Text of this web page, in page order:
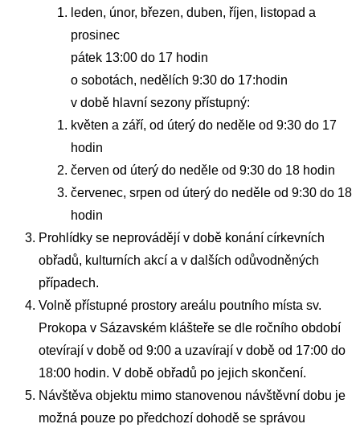
leden, únor, březen, duben, říjen, listopad a
prosinec
pátek 13:00 do 17 hodin
o sobotách, nedělích 9:30 do 17:hodin
v době hlavní sezony přístupný:
květen a září, od úterý do neděle od 9:30 do 17
hodin
červen od úterý do neděle od 9:30 do 18 hodin
červenec, srpen od úterý do neděle od 9:30 do 18
hodin
Prohlídky se neprovádějí v době konání církevních
obřadů, kulturních akcí a v dalších odůvodněných
případech.
Volně přístupné prostory areálu poutního místa sv.
Prokopa v Sázavském klášteře se dle ročního období
otevírají v době od 9:00 a uzavírají v době od 17:00 do
18:00 hodin. V době obřadů po jejich skončení.
Návštěva objektu mimo stanovenou návštěvní dobu je
možná pouze po předchozí dohodě se správou